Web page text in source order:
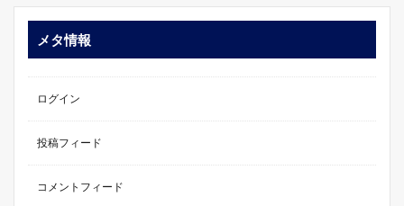
メタ情報
ログイン
投稿フィード
コメントフィード